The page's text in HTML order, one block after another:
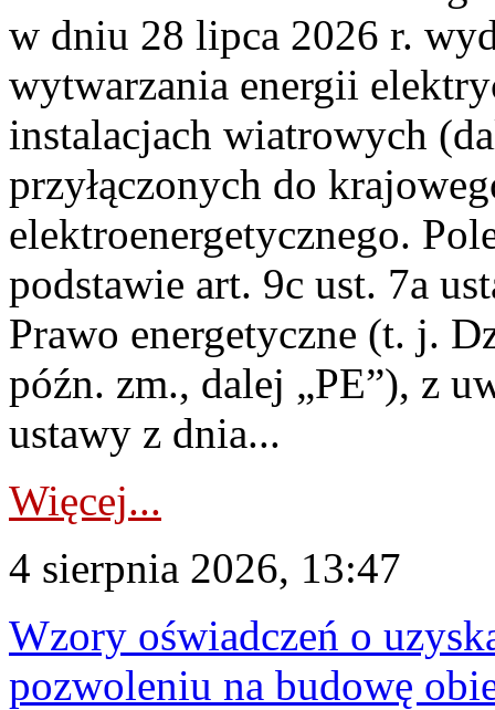
w dniu 28 lipca 2026 r.
wytwarzania energii
instalacjach wiatrowych
przyłączonych do
elektroenergetycznego.
podstawie art. 9c ust. 7a
Prawo energetyczne (t. j.
późn. zm., dalej „PE”), z
ustawy z dnia...
Więcej...
4 sierpnia 2026, 13:47
Wzory oświadczeń o
pozwoleniu na budowę